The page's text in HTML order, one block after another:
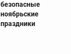
безопасные
ноябрьские
праздники